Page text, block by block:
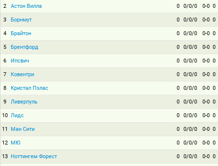
2 Астон Вилла 0 0/0/0 0-0 0
3 Борнмут 0 0/0/0 0-0 0
4 Брайтон 0 0/0/0 0-0 0
5 Брентфорд 0 0/0/0 0-0 0
6 Ипсвич 0 0/0/0 0-0 0
7 Ковентри 0 0/0/0 0-0 0
8 Кристал Пэлас 0 0/0/0 0-0 0
9 Ливерпуль 0 0/0/0 0-0 0
10 Лидс 0 0/0/0 0-0 0
11 Ман Сити 0 0/0/0 0-0 0
12 МЮ 0 0/0/0 0-0 0
13 Ноттингем Форест 0 0/0/0 0-0 0